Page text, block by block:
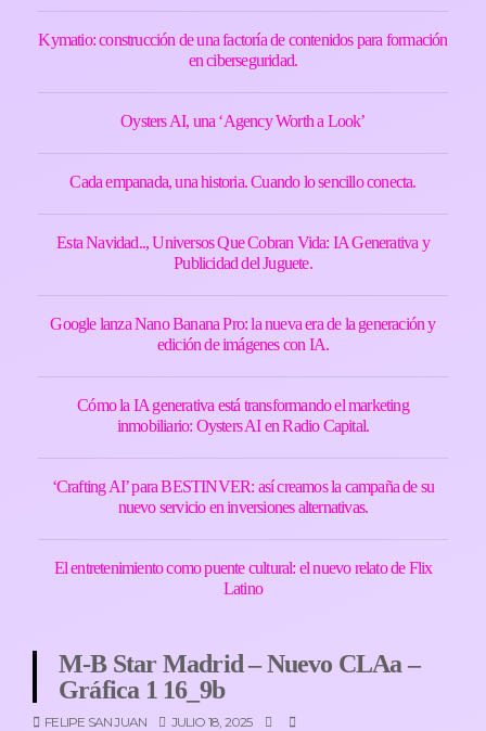
Kymatio: construcción de una factoría de contenidos para formación
en ciberseguridad.
Oysters AI, una ‘Agency Worth a Look’
Cada empanada, una historia. Cuando lo sencillo conecta.
Esta Navidad.., Universos Que Cobran Vida: IA Generativa y
Publicidad del Juguete.
Google lanza Nano Banana Pro: la nueva era de la generación y
edición de imágenes con IA.
Cómo la IA generativa está transformando el marketing
inmobiliario: Oysters AI en Radio Capital.
‘Crafting AI’ para BESTINVER: así creamos la campaña de su
nuevo servicio en inversiones alternativas.
El entretenimiento como puente cultural: el nuevo relato de Flix
Latino
M-B Star Madrid – Nuevo CLAa –
Gráfica 1 16_9b
FELIPE SAN JUAN
JULIO 18, 2025